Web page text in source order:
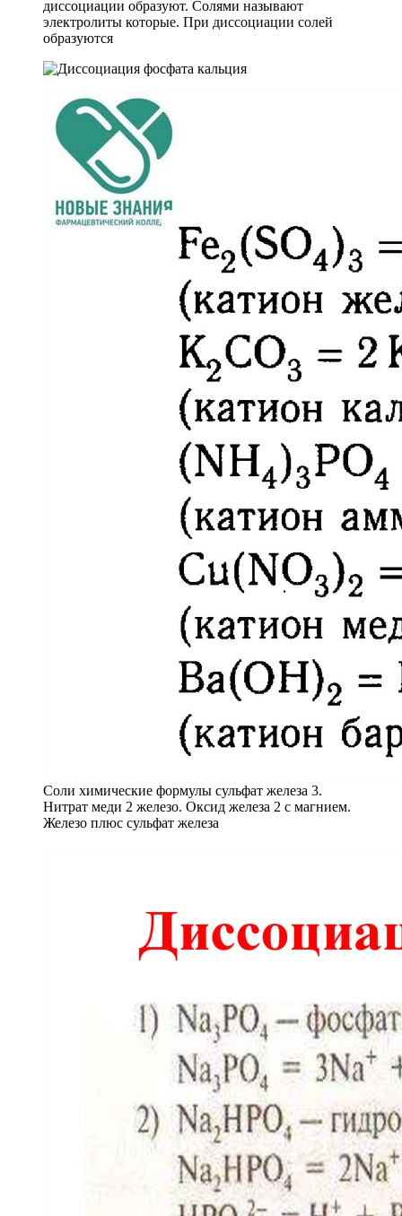
диссоциации образуют. Солями называют
электролиты которые. При диссоциации солей
образуются
Соли химические формулы сульфат железа 3.
Нитрат меди 2 железо. Оксид железа 2 с магнием.
Железо плюс сульфат железа